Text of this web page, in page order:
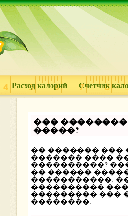
Расход калорий Счетчик
���
�����?
�� ������� ���
������� ����
����������?
�� ������
�����������,
����������
��������� ���
��������.